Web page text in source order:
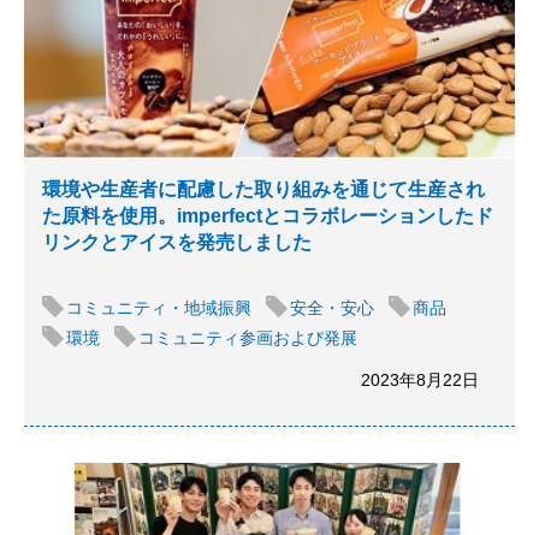
環境や生産者に配慮した取り組みを通じて生産され
た原料を使用。imperfectとコラボレーションしたド
リンクとアイスを発売しました
コミュニティ・地域振興 安全・安心
商品
環境
コミュニティ参画および発展
2023年8月22日